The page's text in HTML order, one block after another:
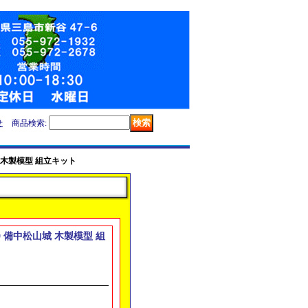
商品検索:
製模型 組立キット
備中松山城 木製模型 組